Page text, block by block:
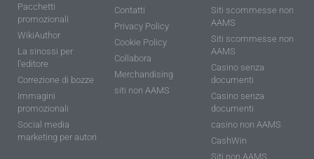
Pacchetti
promozionali
WikiAuthor
La sinossi per
l'editore
Correzione di bozze
Immagini
promozionali
Social media
marketing per autori
Contatti
Privacy Policy
Cookie Policy
Collabora
Merchandising
siti non AAMS
Siti scommesse non
AAMS
Siti scommesse non
AAMS
Casino senza
documenti
Casino senza
documenti
casino non AAMS
CashWin
Siti non AAMS